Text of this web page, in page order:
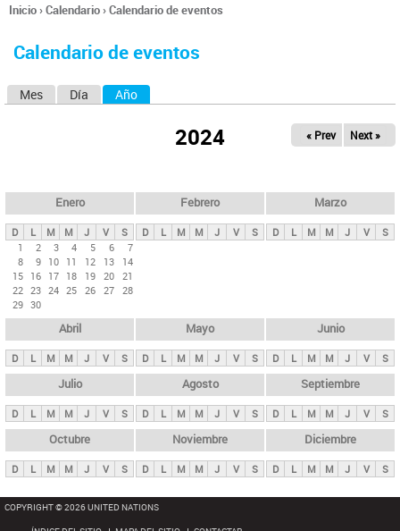
d
Se
usted
Inicio›Calendario›Calendario de eventos
Calendario de eventos
s
p
n
i
p
a
l
s
Mes Día Año
2024 « Prev Next »
Enero
D L M M J V
S
1
2 3 4 5 6
7
8
9 10 11 12 13
14
15 16 17 18 19 20 21
22 23 24 25 26 27 28
29 30
Febrero
D L M M J V S
Marzo
D L M M J V S
Abril
D L M M J V S
Mayo
D L M M J V S
Junio
D L M M J V S
Julio
D L M M J V S
Agosto
D L M M J V S
Septiembre
D L M M J V S
Octubre
D L M M J V S
Noviembre
D L M M J V S
Diciembre
D L M M J V S
COPYRIGHT © 2026 UNITED NATIONS